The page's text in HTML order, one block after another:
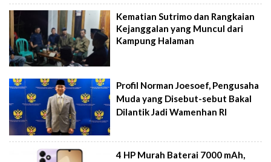
Kematian Sutrimo dan Rangkaian
Kejanggalan yang Muncul dari
Kampung Halaman
Profil Norman Joesoef, Pengusaha
Muda yang Disebut-sebut Bakal
Dilantik Jadi Wamenhan RI
4 HP Murah Baterai 7000 mAh,